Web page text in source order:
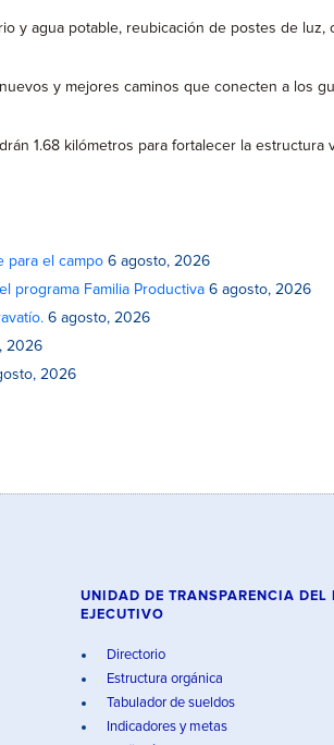
y agua potable, reubicación de postes de
y mejores caminos que conecten a los
1.68 kilómetros para fortalecer la
para el campo 6 agosto, 2026
programa Familia Productiva 6 agosto, 2026
6 agosto, 2026
2026
2026
UNIDAD DE TRANSPARENCIA DEL
EJECUTIVO
Directorio
Estructura orgánica
Tabulador de sueldos
Indicadores y metas